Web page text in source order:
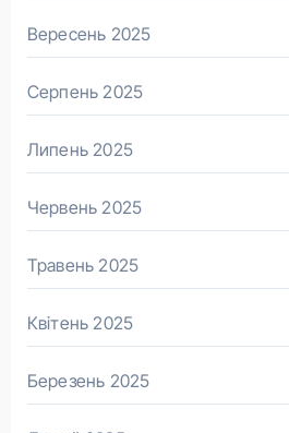
Вересень 2025
Серпень 2025
Липень 2025
Червень 2025
Травень 2025
Квітень 2025
Березень 2025